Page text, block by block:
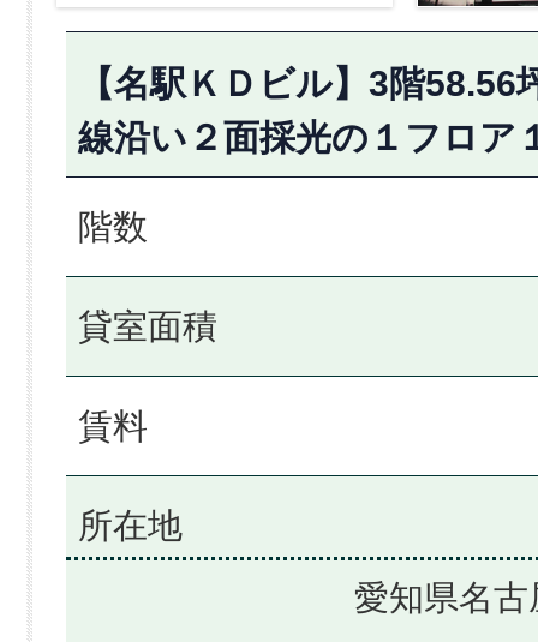
【名駅ＫＤビル】3階
線沿い２面採光の１フロア
階数
貸室面積
賃料
所在地
愛知県名